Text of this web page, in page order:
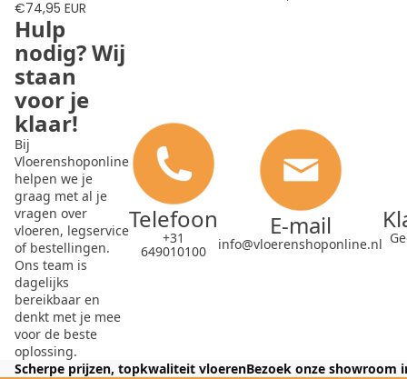
€74,95 EUR
Hulp
nodig? Wij
staan
voor je
klaar!
Bij
Vloerenshoponline
helpen we je
graag met al je
vragen over
vloeren, legservice
of bestellingen.
Ons team is
dagelijks
bereikbaar en
denkt met je mee
voor de beste
oplossing.
Telefoon
+31
649010100
E-mail
info@vloerenshoponline.nl
Scherpe prijzen, topkwaliteit vloerenBezoek onze showroom